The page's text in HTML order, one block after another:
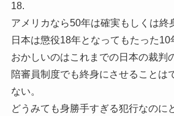
18.
アメリカなら50年は確実もしくは終
日本は懲役18年となってもたった10
おかしいのはこれまでの日本の裁判
陪審員制度でも終身にさせることは
ない。
どうみても身勝手すぎる犯行なのに